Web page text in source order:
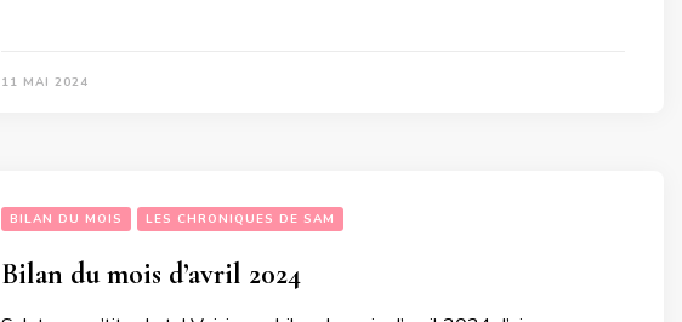
11 MAI 2024
BILAN DU MOIS LES CHRONIQUES DE SAM
Bilan du mois d’avril 2024